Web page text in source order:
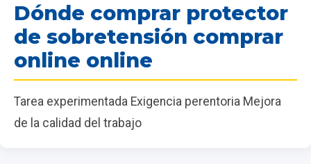
Dónde comprar protector
de sobretensión comprar
online online
Tarea experimentada Exigencia perentoria Mejora
de la calidad del trabajo